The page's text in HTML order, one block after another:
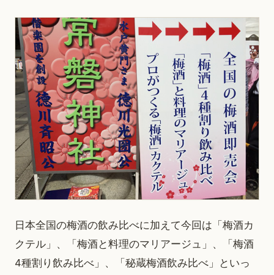
日本全国の梅酒の飲み比べに加えて今回は「梅酒カ
クテル」、「梅酒と料理のマリアージュ」、「梅酒
4種割り飲み比べ」、「秘蔵梅酒飲み比べ」といっ